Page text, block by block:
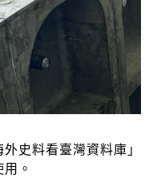
史料看臺灣資料庫」
。